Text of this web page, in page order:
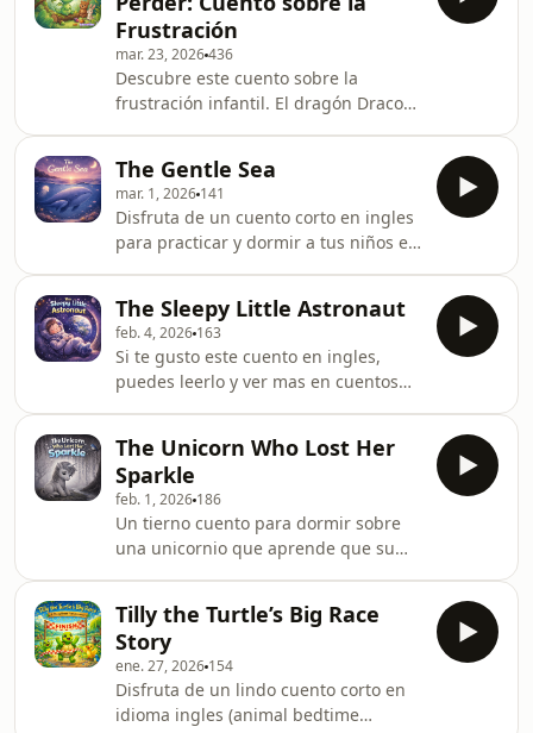
huevo gigante al que le encantaban
las alturas y disfrutar de las mejores
vistas del reino. Sin embargo, un
accidente inesperado lo hará caer del
gran muro del castillo.Descubre cómo
todos los hombres del rey y una ami
Frustración
mar. 23, 2026436
Descubre este cuento sobre la
frustración infantil. El dragón Draco
este cuento a la vida real. En
educatiles.com encontrarás los
mejores materiales didácticos para
fomentar la creatividad, la paciencia y
el aprendizaje de tus hijos. Haz clic
aquí para explorar todas las opciones
y darles las mejores herramientas
para su desarrol
The Gentle Sea
mar. 1, 2026 141
Disfruta de un cuento corto en ingles
para practicar y dormir a tus niños en
The Sleepy Little Astronaut
feb. 4, 2026 163
Si te gusto este cuento en ingles,
puedes leerlo y ver mas en cuentos
The Unicorn Who Lost Her
Sparkle
feb. 1, 2026 186
Un tierno cuento para dormir sobre
una unicornio que aprende que su
te gusto este cuento en ingles,
puedes leerlo y ver mas en cuentos
de unicornios para niñas
Tilly the Turtle’s Big Race
Story
ene. 27, 2026 154
Disfruta de un lindo cuento corto en
idioma ingles (animal bedtime